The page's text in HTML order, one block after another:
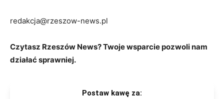
redakcja@rzeszow-news.pl
Czytasz Rzeszów News? Twoje wsparcie pozwoli nam
działać sprawniej.
Postaw kawę za: